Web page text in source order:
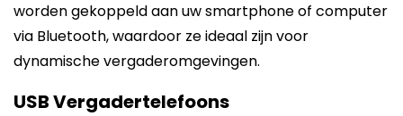
worden gekoppeld aan uw smartphone of computer
via Bluetooth, waardoor ze ideaal zijn voor
dynamische vergaderomgevingen.
USB Vergadertelefoons